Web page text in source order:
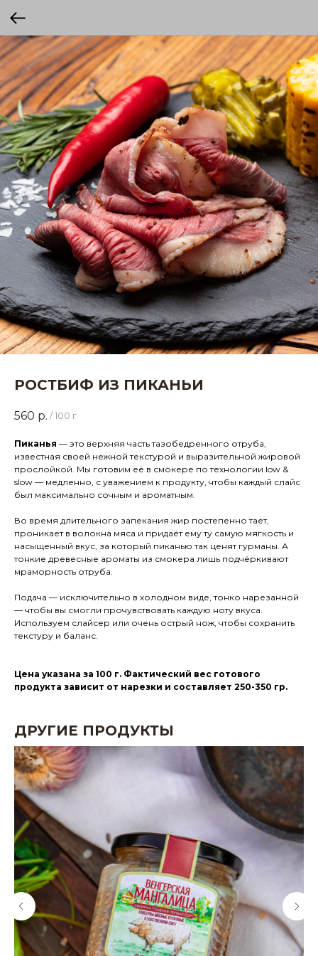
РОСТБИФ ИЗ ПИКАНЬИ
560 р. / 100 г
Пиканья — это верхняя часть тазобедренного отруба,
известная своей нежной текстурой и выразительной жировой
прослойкой. Мы готовим её в смокере по технологии low &
slow — медленно, с уважением к продукту, чтобы каждый слайс
был максимально сочным и ароматным.
Во время длительного запекания жир постепенно тает,
проникает в волокна мяса и придаёт ему ту самую мягкость и
насыщенный вкус, за который пиканью так ценят гурманы. А
тонкие древесные ароматы из смокера лишь подчёркивают
мраморность отруба.
Подача — исключительно в холодном виде, тонко нарезанной
— чтобы вы смогли прочувствовать каждую ноту вкуса.
Используем слайсер или очень острый нож, чтобы сохранить
текстуру и баланс.
Цена указана за 100 г. Фактический вес готового
продукта зависит от нарезки и составляет 250-350 гр.
ДРУГИЕ ПРОДУКТЫ